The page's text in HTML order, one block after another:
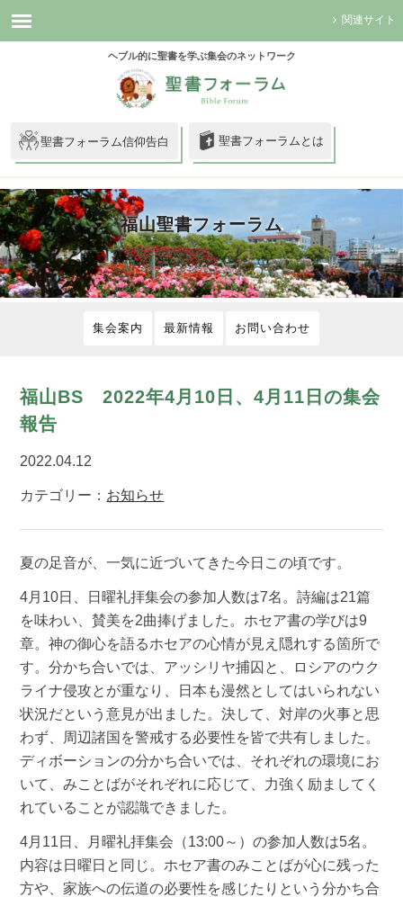
関連サイト
ヘブル的に聖書を学ぶ集会のネットワーク
聖書フォーラム信仰告白 聖書フォーラムとは
福山聖書フォーラム
集会案内 最新情報 お問い合わせ
福山BS 2022年4月10日、4月11日の集会
報告
2022.04.12
カテゴリー： お知らせ
夏の足音が、一気に近づいてきた今日この頃です。
4月10日、日曜礼拝集会の参加人数は7名。詩編は21篇
を味わい、賛美を2曲捧げました。ホセア書の学びは9
章。神の御心を語るホセアの心情が見え隠れする箇所で
す。分かち合いでは、アッシリヤ捕囚と、ロシアのウク
ライナ侵攻とが重なり、日本も漫然としてはいられない
状況だという意見が出ました。決して、対岸の火事と思
わず、周辺諸国を警戒する必要性を皆で共有しました。
ディボーションの分かち合いでは、それぞれの環境にお
いて、みことばがそれぞれに応じて、力強く励ましてく
れていることが認識できました。
4月11日、月曜礼拝集会（13:00～）の参加人数は5名。
内容は日曜日と同じ。ホセア書のみことばが心に残った
方や、家族への伝道の必要性を感じたりという分かち合